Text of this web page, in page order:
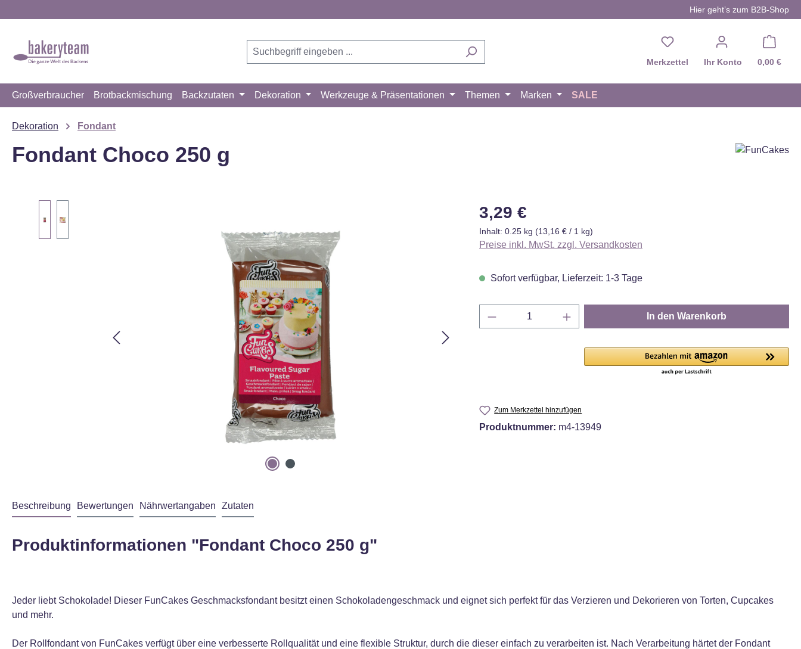
Hier geht’s zum B2B-Shop
Merkzettel Du hast 0 Produkte auf
Ihr Konto 0,00 €
Großverbraucher Brotbackmischung Backzutaten Dekoration Werkzeuge & Präsentationen Themen Marken SALE
Dekoration Fondant
Fondant Choco 250 g
Regulärer Preis:
3,29 €
Inhalt: 0.25 kg (13,16 € / 1 kg)
Preise inkl. MwSt. zzgl. Versandkosten
Sofort verfügbar, Lieferzeit: 1-3 Tage
Produkt Anzahl: Gib den gewünschten Wert ein
In den Warenkorb
Zum Merkzettel hinzufügen
Produktnummer: m4-13949
Beschreibung Bewertungen Nährwertangaben Zutaten
Produktinformationen "Fondant Choco 250 g"
Jeder liebt Schokolade! Dieser FunCakes Geschmacksfondant besitzt einen Schokoladengeschmack und eignet sich perfekt für das Verzieren und Dekorieren von Torten, Cupcakes
und mehr.
Der Rollfondant von FunCakes verfügt über eine verbesserte Rollqualität und eine flexible Struktur, durch die dieser einfach zu verarbeiten ist. Nach Verarbeitung härtet der Fondant